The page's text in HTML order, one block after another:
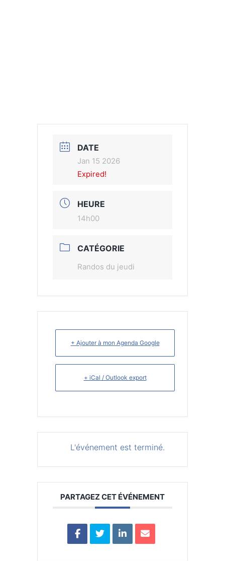
DATE
Jan 15 2026
Expired!
HEURE
14h00
CATÉGORIE
Randos du jeudi
+ Ajouter à mon Agenda Google
+ iCal / Outlook export
L'événement est terminé.
PARTAGEZ CET ÉVÉNEMENT